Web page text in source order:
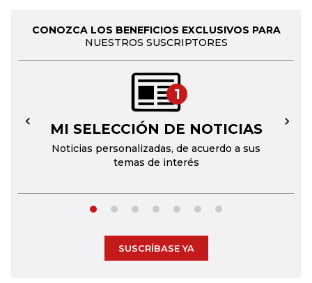
CONOZCA LOS BENEFICIOS EXCLUSIVOS PARA
NUESTROS SUSCRIPTORES
1
MI SELECCIÓN DE NOTICIAS
Noticias personalizadas, de acuerdo a sus
temas de interés
← →
SUSCRÍBASE YA